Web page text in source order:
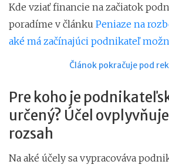
Kde vziať financie na začiatok
poradíme v článku Peniaze na
aké má začínajúci podnikateľ
Článok pokračuje pod
Pre koho je
určený? Účel
rozsah
Na aké účely sa vypracováva